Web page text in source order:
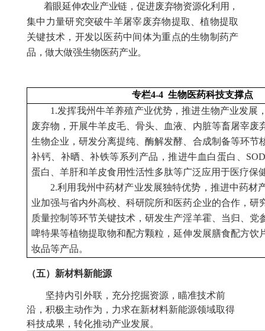
着眼延伸农业产业链，促进废弃物资源化利用，
集中力量研究突破牛羊屠宰废弃物提取、植物提取
关键技术，开发以医药中间体为重点的生物制药产
品，做大做强生物医药产业。
专栏4-4 生物医药科技支撑点
1.发挥我州牛羊养殖产业优势，推进生物产业发展
废弃物，开展牛羊皮毛、骨头、血液、内脏等畜屠宰废
生物企业，研发分离提纯、酶解发酵、合成制备等环节
补钙、补晒、补铁等系列产品，推进牛血白蛋白、
蛋白、羊肝和羊皮食用性活性多肽等广泛应用于医疗保
2.利用我州中药材产业发展独特优势，推进中药材
业加强与省内外高校、科研院所和医药企业的合作，研
质量控制等环节关键技术，研发生产淫羊霍、当归、党
啤特果等植物提取物和配方颗粒，延伸发展膳食配方饮
妆品等产品。
（五）新材料新能源
坚持内引外联，充分挖掘资源，瞄准技术前
沿，积极主动作为，力求在新材料新能源领域取得
科技成果，转化推动产业发展。